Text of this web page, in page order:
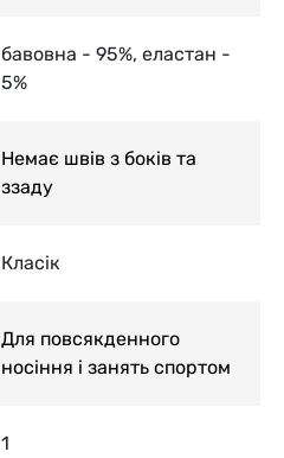
бавовна - 95%, еластан -
5%
Немає швів з боків та
ззаду
Класік
Для повсякденного
носіння і занять спортом
1